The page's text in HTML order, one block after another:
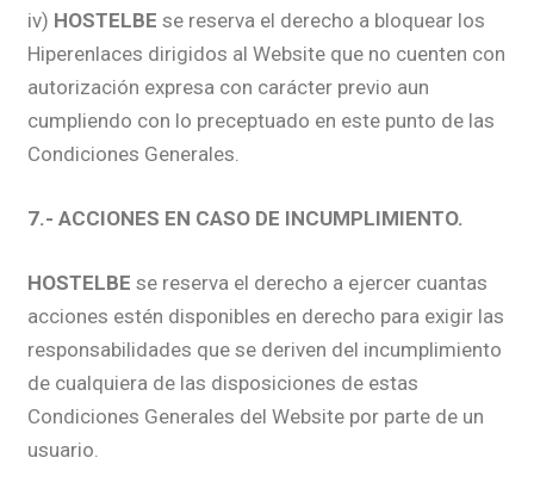
iv) HOSTELBE se reserva el derecho a bloquear los
Hiperenlaces dirigidos al Website que no cuenten con
autorización expresa con carácter previo aun
cumpliendo con lo preceptuado en este punto de las
Condiciones Generales.
7.- ACCIONES EN CASO DE INCUMPLIMIENTO.
HOSTELBE se reserva el derecho a ejercer cuantas
acciones estén disponibles en derecho para exigir las
responsabilidades que se deriven del incumplimiento
de cualquiera de las disposiciones de estas
Condiciones Generales del Website por parte de un
usuario.